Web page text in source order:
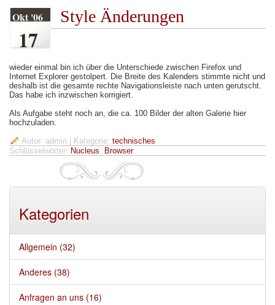
Okt '06
17
Style Änderungen
wieder einmal bin ich über die Unterschiede zwischen Firefox und
Internet Explorer gestolpert. Die Breite des Kalenders stimmte nicht und
deshalb ist die gesamte rechte Navigationsleiste nach unten gerutscht.
Das habe ich inzwischen korrigiert.
Als Aufgabe steht noch an, die ca. 100 Bilder der alten Galerie hier
hochzuladen.
Autor: admin | Kategorie: technisches
Schlüsselwörter: Nucleus, Browser
Kategorien
Allgemein (32)
Anderes (38)
Anfragen an uns (16)